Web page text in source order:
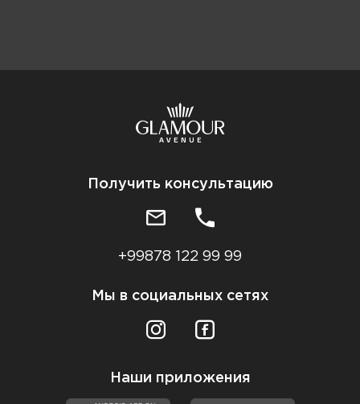
Получить консультацию
+99878 122 99 99
Мы в социальных сетях
Наши приложения